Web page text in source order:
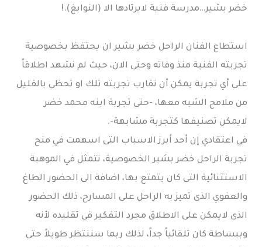
خضر بشير…مدرسة فنية لايرتادها الا (النوابغ).!
استطاع الفنان الراحل خضر بشير ان يحتفظ بخصوصية
تجربته الفنية منذ وفاته وحتى الان، حيث لم نشهد اطلاقاً
على أي تجربة يمكن أن تقارب تجربته تلك او تحظى بالقليل
من ملامح الشبه معها، -حتى تجربة ابنه محمد خضر
لايمكن تصنيفها كتجربة مشابهة-.
في اعتقادي إن أحد أبرز الاسباب التى اسهمت في منح
تجربة الراحل خضر بشير الخصوصية، تتمثل في الموهبة
الاستثنائية التى كان يتمتع بها، اضافة الى الحضور الطاغ
والعفوي الذى تميز به الراحل على المسارح، ذلك الحضور
الذى لايمكن على الاطلاق مجرد التفكير في تقليده لأنه
وببساطة كان تلقائياً جداً، لذلك ربما سننتظر طويلاً حتى